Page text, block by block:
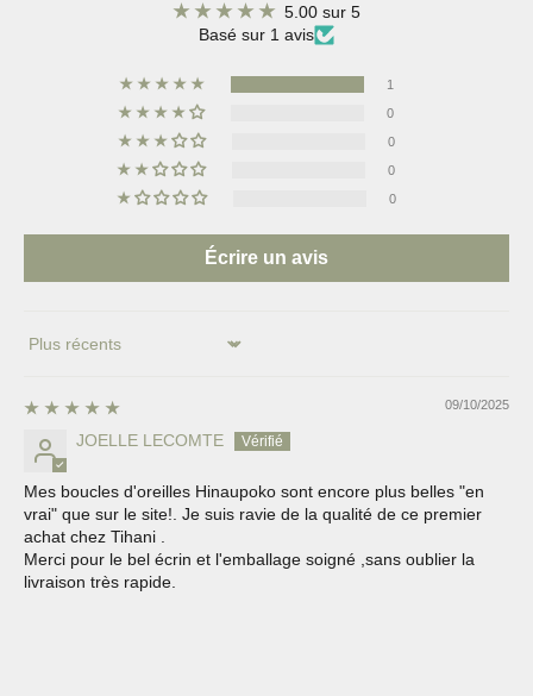
5.00 sur 5
Basé sur 1 avis
1
0
0
0
0
Écrire un avis
Sort by
09/10/2025
JOELLE LECOMTE
Mes boucles d'oreilles Hinaupoko sont encore plus belles "en
vrai" que sur le site!. Je suis ravie de la qualité de ce premier
achat chez Tihani .
Merci pour le bel écrin et l'emballage soigné ,sans oublier la
livraison très rapide.